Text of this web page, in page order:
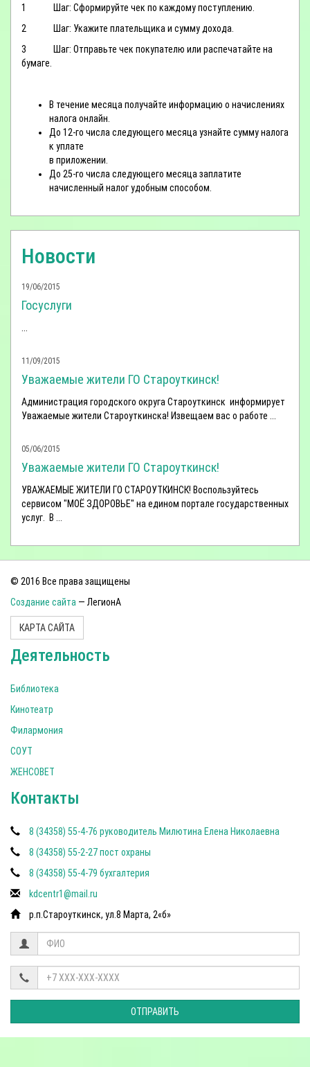
1 Шаг: Сформируйте чек по каждому поступлению.
2 Шаг: Укажите плательщика и сумму дохода.
3 Шаг: Отправьте чек покупателю или распечатайте на
бумаге.
В течение месяца получайте информацию о начислениях
налога онлайн.
До 12-го числа следующего месяца узнайте сумму налога
к уплате
в приложении.
До 25-го числа следующего месяца заплатите
начисленный налог удобным способом.
Новости
19/06/2015
Госуслуги
11/09/2015
Уважаемые жители ГО Староуткинск!
Администрация городского округа Староуткинск информирует
Уважаемые жители Староуткинска! Извещаем вас о работе ...
05/06/2015
Уважаемые жители ГО Староуткинск!
УВАЖАЕМЫЕ ЖИТЕЛИ ГО СТАРОУТКИНСК! Воспользуйтесь
сервисом "МОЁ ЗДОРОВЬЕ" на едином портале государственных
услуг. В ...
© 2016 Все права защищены
Создание сайта — ЛегионА
КАРТА САЙТА
Деятельность
Библиотека
Кинотеатр
Филармония
СОУТ
ЖЕНСОВЕТ
Контакты
8 (34358) 55-4-76 руководитель Милютина Елена Николаевна
8 (34358) 55-2-27 пост охраны
8 (34358) 55-4-79 бухгалтерия
kdcentr1@mail.ru
р.п.Староуткинск, ул.8 Марта, 2«б»
ОТПРАВИТЬ